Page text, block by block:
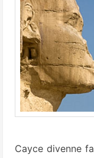
Cayce divenne